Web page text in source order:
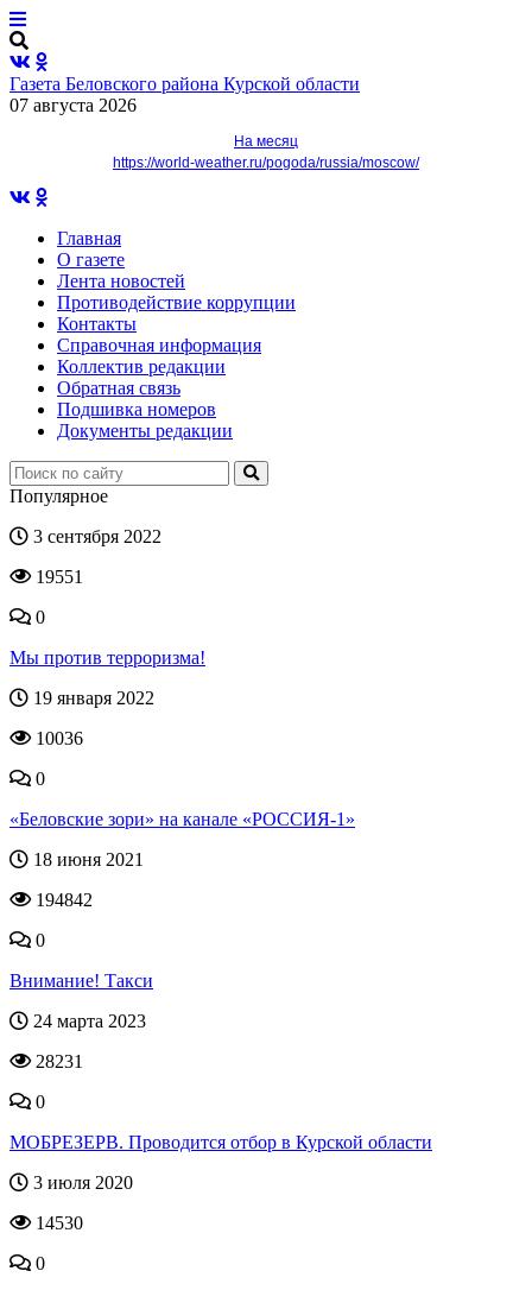
Газета Беловского района Курской области
07 августа 2026
На месяц
https://world-weather.ru/pogoda/russia/moscow/
Главная
О газете
Лента новостей
Противодействие коррупции
Контакты
Справочная информация
Коллектив редакции
Обратная связь
Подшивка номеров
Документы редакции
Популярное
3 сентября 2022
19551
0
Мы против терроризма!
19 января 2022
10036
0
«Беловские зори» на канале «РОССИЯ-1»
18 июня 2021
194842
0
Внимание! Такси
24 марта 2023
28231
0
МОБРЕЗЕРВ. Проводится отбор в Курской области
3 июля 2020
14530
0